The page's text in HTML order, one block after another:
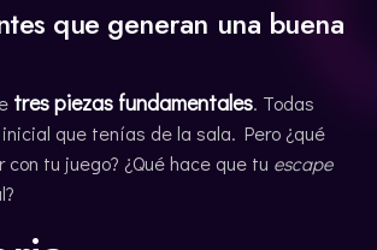
que generan una buena
tres piezas fundamentales. Todas
que tenías de la sala. Pero ¿qué
tu juego? ¿Qué hace que tu escape